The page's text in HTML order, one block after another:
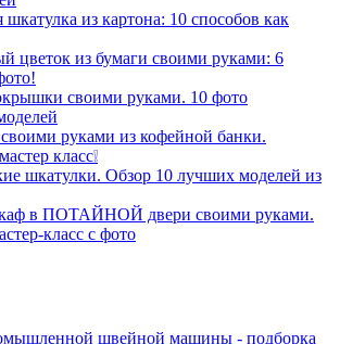
из картона: 10 способов как
цветок из бумаги своими руками: 6
своими руками. 10 фото
руками из кофейной банки.
класс❕
шкатулки. Обзор 10 лучших моделей из
в ПОТАЙНОЙ двери своими руками.
класс с фото
швейной машины - подборка